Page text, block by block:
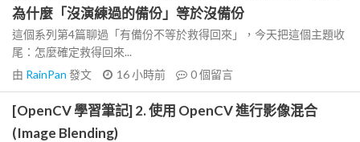
為什麼「沒演練過的備份」等於沒備份
這個系列第4篇聊過「有備份不等於救得回來」，今天把這個主題收
尾：怎麼確定救得回來...
由 RainPan 發文 16 小時前 0個留言
[OpenCV 學習筆記] 2. 使用 OpenCV 進行影像混合
(Image Blending)